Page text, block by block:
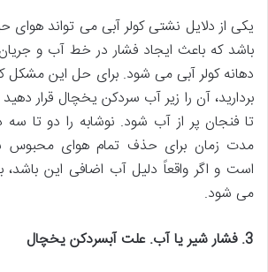
یکی از دلایل نشتی کولر آبی می تواند
باشد که باعث ایجاد فشار در خط آب و
دهانه کولر آبی می شود. برای حل این
بردارید، آن را زیر آب سردکن یخچال قرار
تا فنجان پر از آب شود. نوشابه را دو تا سه
مدت زمان برای حذف تمام هوای محبوس
است و اگر واقعاً دلیل آب اضافی این
می شود.
3. فشار شیر یا آب. علت آبسردکن یخچال